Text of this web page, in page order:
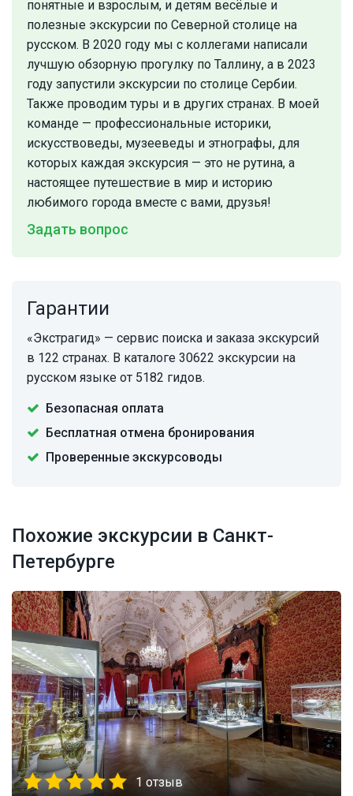
понятные и взрослым, и детям весёлые и
полезные экскурсии по Северной столице на
русском. В 2020 году мы с коллегами написали
лучшую обзорную прогулку по Таллину, а в 2023
году запустили экскурсии по столице Сербии.
Также проводим туры и в других странах. В моей
команде — профессиональные историки,
искусствоведы, музееведы и этнографы, для
которых каждая экскурсия — это не рутина, а
настоящее путешествие в мир и историю
любимого города вместе с вами, друзья!
Задать вопрос
Гарантии
«Экстрагид» — сервис поиска и заказа экскурсий
в 122 странах. В каталоге 30622 экскурсии на
русском языке от 5182 гидов.
Безопасная оплата
Бесплатная отмена бронирования
Проверенные экскурсоводы
Похожие экскурсии в Санкт-
Петербурге
1 отзыв